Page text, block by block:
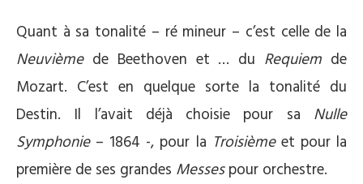
Quant à sa tonalité – ré mineur – c’est celle de la
Neuvièmede Beethoven et … du Requiem de
Mozart. C’est en quelque sorte la tonalité du
Destin. Il l’avait déjà choisie pour sa Nulle
Symphonie– 1864 -, pour la Troisièmeet pour la
première de ses grandes Messespour orchestre.